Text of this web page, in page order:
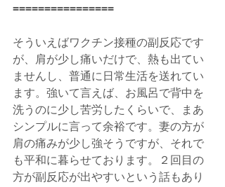
================
そういえばワクチン接種の副反応です
が、肩が少し痛いだけで、熱も出てい
ませんし、普通に日常生活を送れてい
ます。強いて言えば、お風呂で背中を
洗うのに少し苦労したくらいで、まあ
シンプルに言って余裕です。妻の方が
肩の痛みが少し強そうですが、それで
も平和に暮らせております。２回目の
方が副反応が出やすいという話もあり